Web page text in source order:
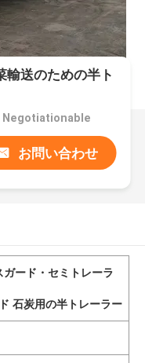
輸送のための半ト
Negotiationable
お問い合わせ
ガード・セミトレーラ
石炭用の半トレーラー